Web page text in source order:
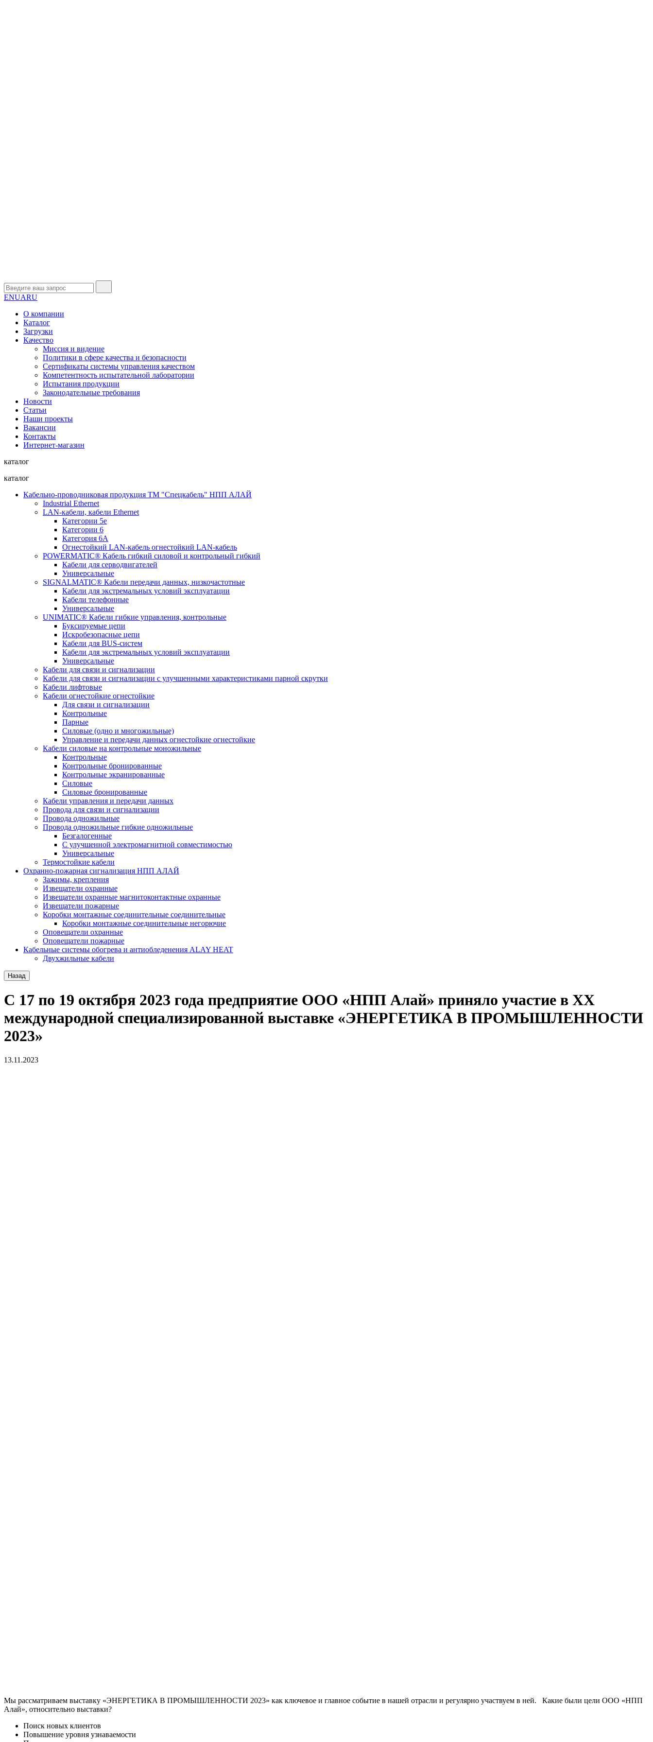
ENUARU
О компании
Каталог
Загрузки
Качество
Миссия и видение
Политики в сфере качества и безопасности
Сертификаты системы управления качеством
Компетентность испытательной лаборатории
Испытания продукции
Законодательные требования
Новости
Статьи
Наши проекты
Вакансии
Контакты
Интернет-магазин
каталог
каталог
Кабельно-проводниковая продукция ТМ "Спецкабель" НПП АЛАЙ
Industrial Ethernet
LAN-кабели, кабели Ethernet
Категории 5е
Категории 6
Категория 6А
Огнестойкий LAN-кабель огнестойкий LAN-кабель
POWERMATIC® Кабель гибкий силовой и контрольный гибкий
Кабели для серводвигателей
Универсальные
SIGNALMATIC® Кабели передачи данных, низкочастотные
Кабели для экстремальных условий эксплуатации
Кабели телефонные
Универсальные
UNIMATIC® Кабели гибкие управления, контрольные
Буксируемые цепи
Искробезопасные цепи
Кабели для BUS-систем
Кабели для экстремальных условий эксплуатации
Универсальные
Кабели для связи и сигнализации
Кабели для связи и сигнализации с улучшенными характеристиками парной скрутки
Кабели лифтовые
Кабели огнестойкие огнестойкие
Для связи и сигнализации
Контрольные
Парные
Силовые (одно и многожильные)
Управление и передачи данных огнестойкие огнестойкие
Кабели силовые на контрольные моножильные
Контрольные
Контрольные бронированные
Контрольные экранированные
Силовые
Силовые бронированные
Кабели управления и передачи данных
Провода для связи и сигнализации
Провода одножильные
Провода одножильные гибкие одножильные
Безгалогенные
С улучшенной электромагнитной совместимостью
Универсальные
Термостойкие кабели
Охранно-пожарная сигнализация НПП АЛАЙ
Зажимы, крепления
Извещатели охранные
Извещатели охранные магнитоконтактные охранные
Извещатели пожарные
Коробки монтажные соединительные соединительные
Коробки монтажные соединительные негорючие
Оповещатели охранные
Оповещатели пожарные
Кабельные системы обогрева и антиобледенения ALAY HEAT
Двухжильные кабели
Назад
С 17 по 19 октября 2023 года предприятие ООО «НПП Алай» приняло участие в XX
международной специализированной выставке «ЭНЕРГЕТИКА В ПРОМЫШЛЕННОСТИ
2023»
13.11.2023
Мы рассматриваем выставку «ЭНЕРГЕТИКА В ПРОМЫШЛЕННОСТИ 2023» как ключевое и главное событие в нашей отрасли и регулярно участвуем в ней. Какие были цели ООО «НПП
Алай», относительно выставки?
Поиск новых клиентов
Повышение уровня узнаваемости